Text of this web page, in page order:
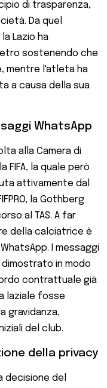
di trasparenza,
Da quel
Lazio ha
sostenendo che
mentre l'atleta ha
a causa della sua
WhatsApp
alla Camera di
FIFA, la quale però
attivamente dal
la Gothberg
al TAS. A far
della calciatrice è
I messaggi
in modo
contrattuale già
laziale fosse
gravidanza,
del club.
della privacy
decisione del